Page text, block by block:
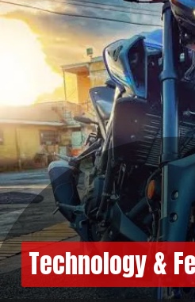
Technology &